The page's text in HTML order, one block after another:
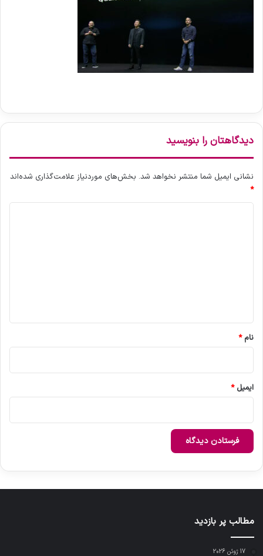
دیدگاهتان را بنویسید
نشانی ایمیل شما منتشر نخواهد شد. بخش‌های موردنیاز علامت‌گذاری شده‌اند
*
نام*
ایمیل*
مطالب پر بازدید
17 ژوئن 2026